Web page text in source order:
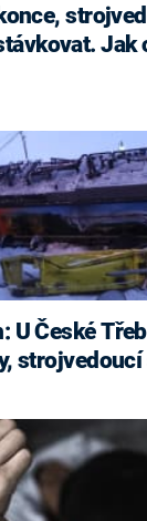
Jak
U České
strojvedoucí